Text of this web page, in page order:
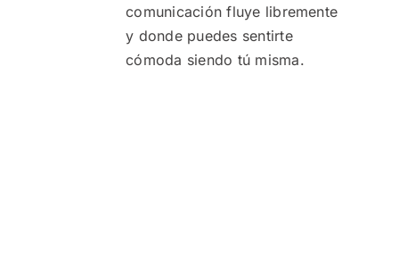
comunicación fluye libremente
y donde puedes sentirte
cómoda siendo tú misma.